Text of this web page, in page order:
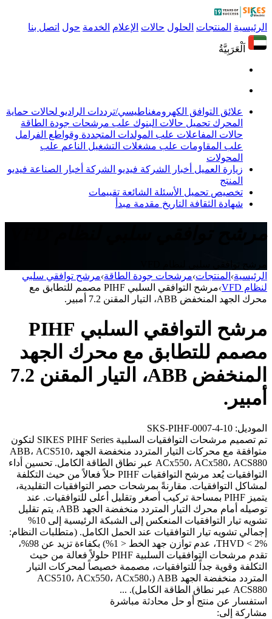
الرئيسية المنتجات الحلول حالات الإعلام الخدمة حول اتصل بنا
اَلْعَرَبِيَّةُ
علائق التوافق الكهرومغناطيسي/ترددات الراديو لحالات حماية
المحرك تحميل حالات البنوك علب مرشحات جودة الطاقة
حالات المفاعلات علب المولدات المتجددة وقواطع الفرامل
علب المقاومات علب مشغلات التشغيل الناعم علب
المحولات
زيارة العميل أخبار الشركة فيديو الشركة أخبار الصناعة فيديو
المنتج
تخصيص تحميل الأسئلة الشائعة تقييمات
شهادة الثقافة التاريخ مقدمة مبدأ
الرئيسية› المنتجات›مرشحات جودة الطاقة›مرشح توافقي سلبي
لنظام VFD
›
مرشح التوافقي السلبي PIHF مصمم للتطابق مع
محرك الجهد المنخفض ABB، التيار المقنن 7.2 أمبير.
مرشح التوافقي السلبي PIHF
مصمم للتطابق مع محرك الجهد
المنخفض ABB، التيار المقنن 7.2
أمبير.
الموديل: SKS-PIHF-0007-4-10
تم تصميم مرشحات التوافقيات السلبية SIKES PIHF Series لتكون
متوافقة مع محركات التيار المتردد منخفضة الجهد ABB، ACS510،
ACx550، ACx580، ACS880 عبر نطاق الطاقة الكامل. تحسين أداء
التوافقيات يُعد مرشح التوافقيات PIHF حلاً فعالاً من حيث التكلفة
لمشاكل التوافقيات. مقارنةً بمرشحات حصر التوافقيات التقليدية،
يتميز PIHF بمساحة تركيب أصغر وتقليل أعلى للتوافقيات. عند
توصيله أمام محرك التيار المتردد منخفضة الجهد ABB، يتم تقليل
تشويه تيار التوافقيات المنعكس إلى الشبكة الرئيسية إلى 10%
إجمالي تشويه تيار التوافقيات عند الحمل الكامل. (متطلبات النظام:
THVD < 2%، عدم توازن جهد الخط < 1%) بكفاءة تزيد عن 98%،
تقدم مرشحات التوافقيات السلبية PIHF حلولاً فعالة من حيث
التكلفة وقوية جداً للتوافقيات، مصممة خصيصاً لمحركات التيار
المتردد منخفضة الجهد ABB (ACS510، ACx550، ACx580،
ACS880 عبر نطاق الطاقة الكامل). ...
استفسار عن منتج أو حل محادثة مباشرة
مشاركة إلى: